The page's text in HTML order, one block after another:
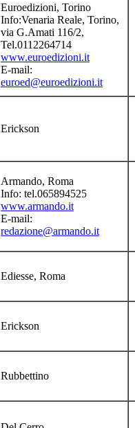
Euroedizioni, Torino
Info:Venaria Reale, Torino,
via G.Amati 116/2,
Tel.0112264714
www.euroedizioni.it
E-mail:
euroed@euroedizioni.it
Erickson
Armando, Roma
Info: tel.065894525
www.armando.it
E-mail:
redazione@armando.it
Ediesse, Roma
Erickson
Rubbettino